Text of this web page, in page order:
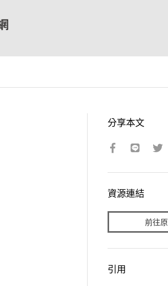
分享本文
資源連結
前往
引用